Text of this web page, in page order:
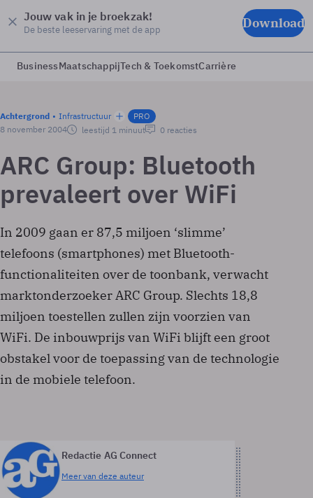
Jouw vak in je broekzak!
De beste leeservaring met de app Download
BusinessMaatschappijTech & ToekomstCarrière
Achtergrond Infrastructuur
PRO
8 november 2004
leestijd 1 minuut 0 reacties
ARC Group: Bluetooth
prevaleert over WiFi
In 2009 gaan er 87,5 miljoen ‘slimme’
telefoons (smartphones) met Bluetooth-
functionaliteiten over de toonbank, verwacht
marktonderzoeker ARC Group. Slechts 18,8
miljoen toestellen zullen zijn voorzien van
WiFi. De inbouwprijs van WiFi blijft een groot
obstakel voor de toepassing van de technologie
in de mobiele telefoon.
Redactie AG Connect
Meer van deze auteur